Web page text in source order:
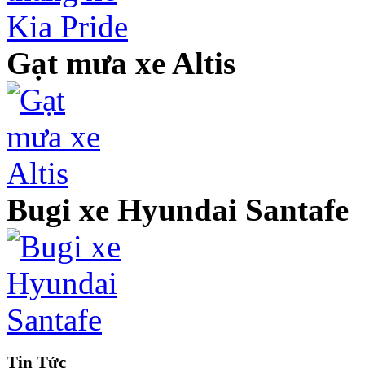
Gạt mưa xe Altis
Bugi xe Hyundai Santafe
Tin Tức